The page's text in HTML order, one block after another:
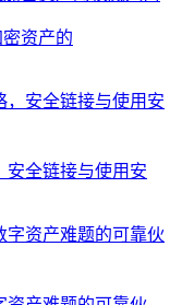
密资产的
安全链接与使用安